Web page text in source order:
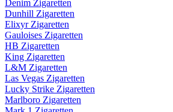
Denim Zigaretten
Dunhill Zigaretten
Elixyr Zigaretten
Gauloises Zigaretten
HB Zigaretten
King Zigaretten
L&M Zigaretten
Las Vegas Zigaretten
Lucky Strike Zigaretten
Marlboro Zigaretten